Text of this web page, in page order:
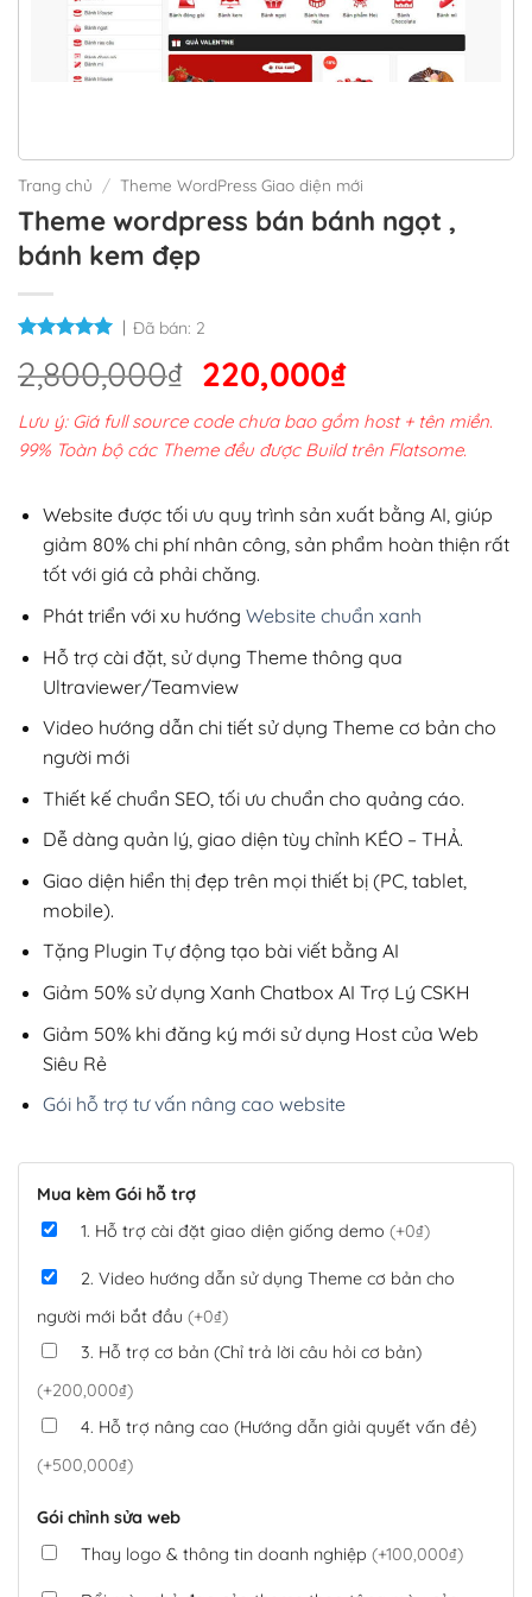
Trang chủ / Theme WordPress Giao diện mới
Theme wordpress bán bánh ngọt ,
bánh kem đẹp
Đã bán: 2
2,800,000₫ Giá
gốc
là:
2,800,000₫.
220,000₫Giá
hiện
tại
220,000₫.
Lưu ý: Giá full source code chưa bao gồm host + tên miền.
99% Toàn bộ các Theme đều được Build trên Flatsome.
Website được tối ưu quy trình sản xuất bằng AI, giúp
giảm 80% chi phí nhân công, sản phẩm hoàn thiện rất
tốt với giá cả phải chăng.
Phát triển với xu hướng Website chuẩn xanh
Hỗ trợ cài đặt, sử dụng Theme thông qua
Ultraviewer/Teamview
Video hướng dẫn chi tiết sử dụng Theme cơ bản cho
người mới
Thiết kế chuẩn SEO, tối ưu chuẩn cho quảng cáo.
Dễ dàng quản lý, giao diện tùy chỉnh KÉO – THẢ.
Giao diện hiển thị đẹp trên mọi thiết bị (PC, tablet,
mobile).
Tặng Plugin Tự động tạo bài viết bằng AI
Giảm 50% sử dụng Xanh Chatbox AI Trợ Lý CSKH
Giảm 50% khi đăng ký mới sử dụng Host của Web
Siêu Rẻ
Gói hỗ trợ tư vấn nâng cao website
Mua kèm Gói hỗ trợ
1. Hỗ trợ cài đặt giao diện giống demo (+0₫)
2. Video hướng dẫn sử dụng Theme cơ bản cho
người mới bắt đầu (+0₫)
3. Hỗ trợ cơ bản (Chỉ trả lời câu hỏi cơ bản)
(+200,000₫)
4. Hỗ trợ nâng cao (Hướng dẫn giải quyết vấn đề)
(+500,000₫)
Gói chỉnh sửa web
Thay logo & thông tin doanh nghiệp (+100,000₫)